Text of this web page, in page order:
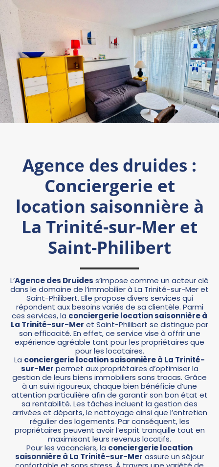
Agence des druides :
Conciergerie et
location saisonnière à
La Trinité-sur-Mer et
Saint-Philibert
L’Agence des Druides s’impose comme un acteur clé
dans le domaine de l’immobilier à La Trinité-sur-Mer et
Saint-Philibert. Elle propose divers services qui
répondent aux besoins variés de sa clientèle. Parmi
ces services, la conciergerie location saisonnière à
La Trinité-sur-Mer et Saint-Philibert se distingue par
son efficacité. En effet, ce service vise à offrir une
expérience agréable tant pour les propriétaires que
pour les locataires.
La conciergerie location saisonnière à La Trinité-
sur-Mer permet aux propriétaires d’optimiser la
gestion de leurs biens immobiliers sans tracas. Grâce
à un suivi rigoureux, chaque bien bénéficie d’une
attention particulière afin de garantir son bon état et
sa rentabilité. Les tâches incluent la gestion des
arrivées et départs, le nettoyage ainsi que l’entretien
régulier des logements. Par conséquent, les
propriétaires peuvent avoir l’esprit tranquille tout en
maximisant leurs revenus locatifs.
Pour les vacanciers, la conciergerie location
saisonnière à La Trinité-sur-Mer assure un séjour